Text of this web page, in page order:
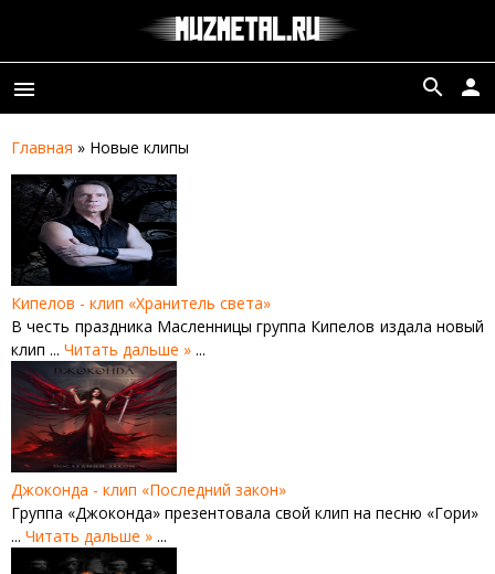
menu person
search
Главная » Новые клипы
Кипелов - клип «Хранитель света»
В честь праздника Масленницы группа Кипелов издала новый
клип ... Читать дальше » ...
Джоконда - клип «Последний закон»
Группа «Джоконда» презентовала свой клип на песню «Гори»
... Читать дальше » ...